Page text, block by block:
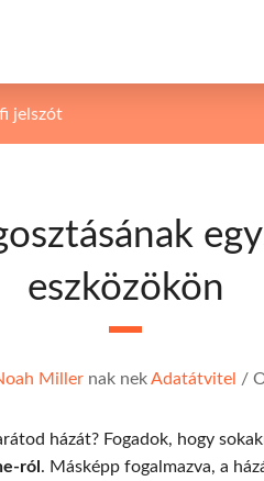
jelszót
eszközökön
Miller nak nekAdatátvitel /
házát? Fogadok, hogy
ról . Másképp fogalmazva, a